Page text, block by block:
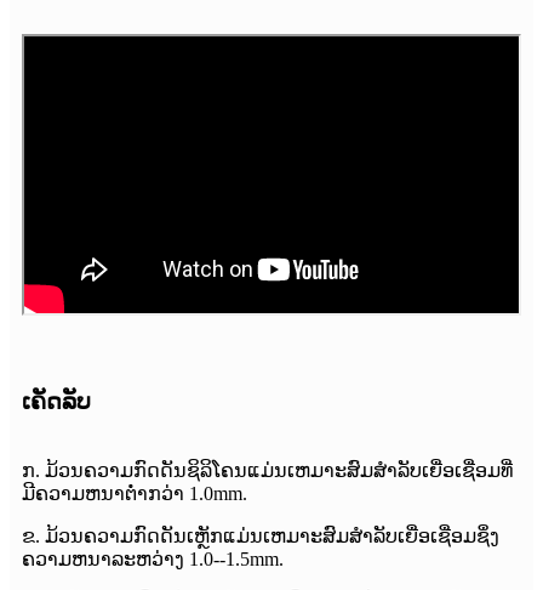
ເຄັດລັບ
ກ. ມ້ວນຄວາມກົດດັນຊິລິໂຄນແມ່ນເຫມາະສົມສໍາລັບເຍື່ອເຊື່ອມທີ່
ມີຄວາມຫນາຕ່ໍາກວ່າ 1.0mm.
ຂ. ມ້ວນຄວາມກົດດັນເຫຼັກແມ່ນເຫມາະສົມສໍາລັບເຍື່ອເຊື່ອມຊຶ່ງ
ຄວາມຫນາລະຫວ່າງ 1.0--1.5mm.